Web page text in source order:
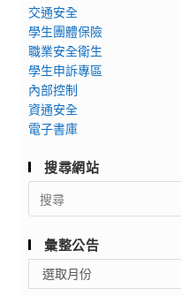
習
交通安全
學生團體保險
職業安全衛生
學生申訴專區
內部控制
資通安全
電子書庫
搜尋網站
Search
for:
彙整公告
整
選取月份